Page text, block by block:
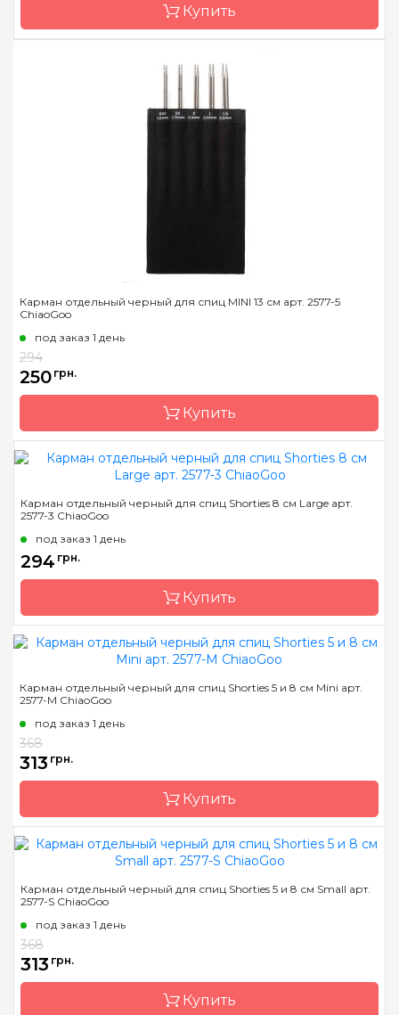
Купить
Страна-производитель
Карман отдельный черный для спиц MINI 13 см арт. 2577-5
ChiaoGoo
под заказ 1 день
294
250 грн.
Купить
Страна-производитель
Карман отдельный черный для спиц Shorties 8 см Large арт.
2577-3 ChiaoGoo
под заказ 1 день
294 грн.
Купить
Страна-производитель
Карман отдельный черный для спиц Shorties 5 и 8 см Mini арт.
2577-M ChiaoGoo
под заказ 1 день
368
313 грн.
Купить
Страна-производитель
Карман отдельный черный для спиц Shorties 5 и 8 см Small арт.
2577-S ChiaoGoo
под заказ 1 день
368
313 грн.
Купить